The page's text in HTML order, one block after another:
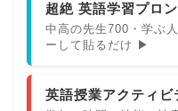
超絶 英語学習プロ
中高の先生700・学ぶ
ーして貼るだけ ▶
英語授業アクティビ